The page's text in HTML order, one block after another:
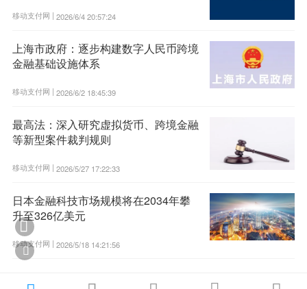
移动支付网 | 2026/6/4 20:57:24
上海市政府：逐步构建数字人民币跨境
金融基础设施体系
移动支付网 | 2026/6/2 18:45:39
最高法：深入研究虚拟货币、跨境金融
等新型案件裁判规则
移动支付网 | 2026/5/27 17:22:33
日本金融科技市场规模将在2034年攀
升至326亿美元
移动支付网 | 2026/5/18 14:21:56

